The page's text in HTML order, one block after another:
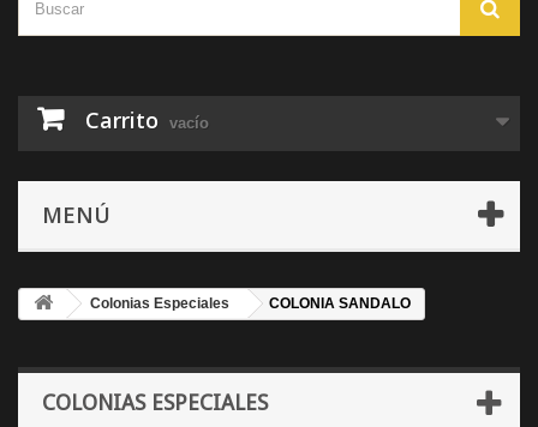
Carrito vacío
MENÚ
Colonias Especiales COLONIA SANDALO
COLONIAS ESPECIALES